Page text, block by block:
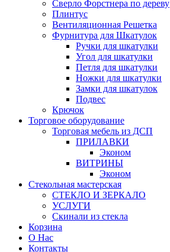
Сверло Форстнера по дереву
Плинтус
Вентиляционная Решетка
Фурнитура для Шкатулок
Ручки для шкатулки
Угол для шкатулки
Петля для шкатулки
Ножки для шкатулки
Замки для шкатулок
Подвес
Крючок
Торговое оборудование
Торговая мебель из ДСП
ПРИЛАВКИ
Эконом
ВИТРИНЫ
Эконом
Стекольная мастерская
СТЕКЛО И ЗЕРКАЛО
УСЛУГИ
Скинали из стекла
Корзина
О Нас
Контакты